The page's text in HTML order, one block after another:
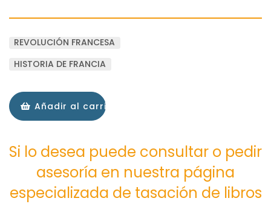
REVOLUCIÓN FRANCESA
HISTORIA DE FRANCIA
Añadir al carrito
Si lo desea puede consultar o pedir
asesoría en nuestra página
especializada de tasación de libros